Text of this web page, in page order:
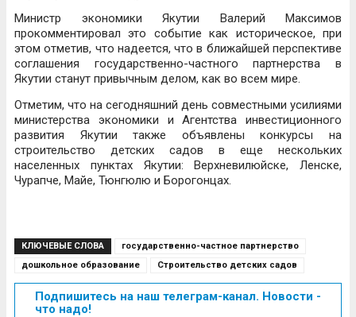
Министр экономики Якутии Валерий Максимов
прокомментировал это событие как историческое, при
этом отметив, что надеется, что в ближайшей перспективе
соглашения государственно-частного партнерства в
Якутии станут привычным делом, как во всем мире.
Отметим, что на сегодняшний день совместными усилиями
министерства экономики и Агентства инвестиционного
развития Якутии также объявлены конкурсы на
строительство детских садов в еще нескольких
населенных пунктах Якутии: Верхневилюйске, Ленске,
Чурапче, Майе, Тюнгюлю и Борогонцах.
КЛЮЧЕВЫЕ СЛОВА
государственно-частное партнерство
дошкольное образование
Строительство детских садов
Подпишитесь на наш телеграм-канал. Новости -
что надо!